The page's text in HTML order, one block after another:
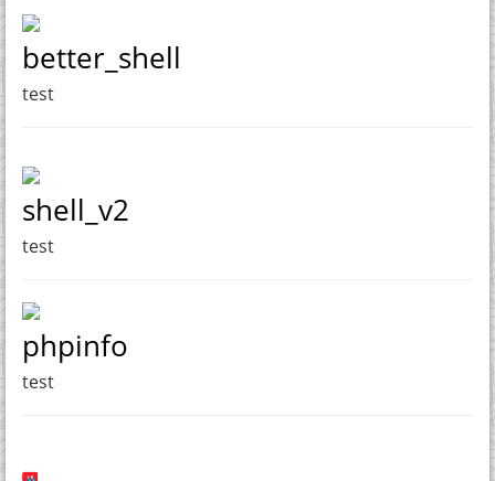
better_shell
test
shell_v2
test
phpinfo
test